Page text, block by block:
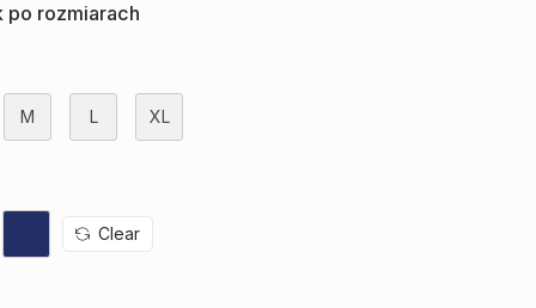
po rozmiarach
M L XL
Clear